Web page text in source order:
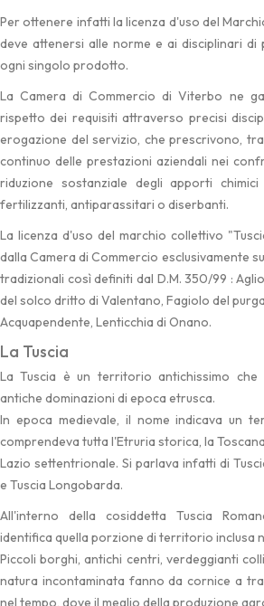
Per ottenere infatti la licenza d'uso del
deve attenersi alle norme e ai disciplinari
ogni singolo prodotto.
La Camera di Commercio di Viterbo ne
rispetto dei requisiti attraverso precisi
erogazione del servizio, che prescrivono,
continuo delle prestazioni aziendali nei
riduzione sostanziale degli apporti
fertilizzanti, antiparassitari o diserbanti.
La licenza d'uso del marchio collettivo
dalla Camera di Commercio esclusivamente
tradizionali così definiti dal D.M. 350/99 :
del solco dritto di Valentano, Fagiolo del
Acquapendente, Lenticchia di Onano.
La Tuscia
La Tuscia è un territorio antichissimo
antiche dominazioni di epoca etrusca.
In epoca medievale, il nome indicava un
comprendeva tutta l'Etruria storica, la
Lazio settentrionale. Si parlava infatti di
e Tuscia Longobarda.
All'interno della cosiddetta Tuscia
identifica quella porzione di territorio inclusa
Piccoli borghi, antichi centri, verdeggianti
natura incontaminata fanno da cornice a
nel tempo, dove il meglio della produzione